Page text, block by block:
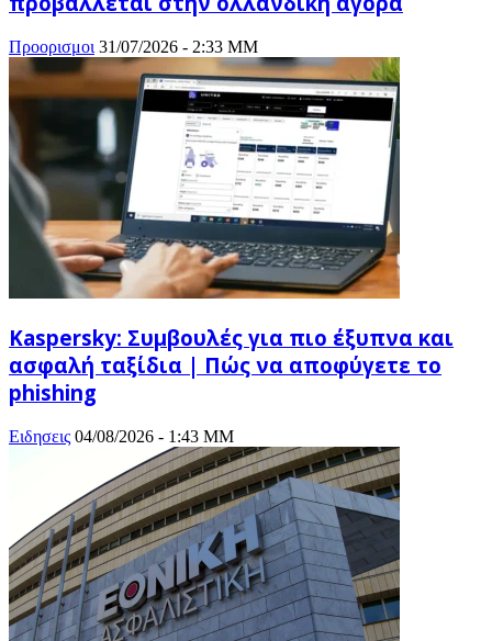
Προορισμοι 31/07/2026 - 2:33 ΜΜ
Kaspersky: Συμβουλές για πιο έξυπνα και
ασφαλή ταξίδια | Πώς να αποφύγετε το
phishing
Ειδησεις 04/08/2026 - 1:43 ΜΜ